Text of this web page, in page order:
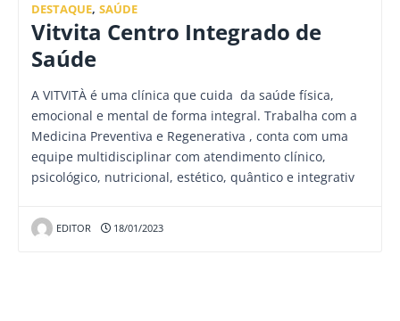
DESTAQUE, SAÚDE
Vitvita Centro Integrado de
Saúde
A VITVITÀ é uma clínica que cuida da saúde física,
emocional e mental de forma integral. Trabalha com a
Medicina Preventiva e Regenerativa , conta com uma
equipe multidisciplinar com atendimento clínico,
psicológico, nutricional, estético, quântico e integrativ
EDITOR 18/01/2023